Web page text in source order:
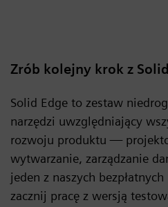
Zrób kolejny krok z
Solid Edge to zestaw
narzędzi uwzględniający
rozwoju produktu —
wytwarzanie, zarządzanie
jeden z naszych
zacznij pracę z wersją